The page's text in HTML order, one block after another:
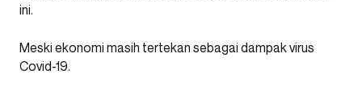
ini.
Meski ekonomi masih tertekan sebagai dampak virus
Covid-19.